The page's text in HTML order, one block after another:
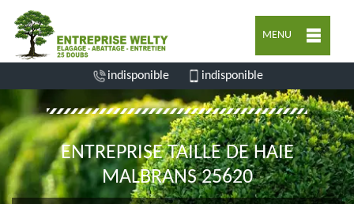
MENU
indisponible indisponible
ENTREPRISE TAILLE DE HAIE
MALBRANS 25620